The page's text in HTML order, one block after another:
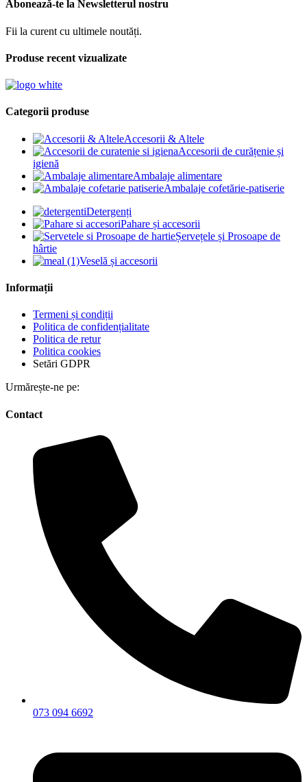
Abonează-te la Newsletterul nostru
Fii la curent cu ultimele noutăți.
Produse recent vizualizate
Categorii produse
Accesorii & Altele
Accesorii de curățenie și
igienă
Ambalaje alimentare
Ambalaje cofetărie-patiserie
Detergenți
Pahare și accesorii
Șervețele și Prosoape de
hârtie
Veselă și accesorii
Informații
Termeni și condiții
Politica de confidențialitate
Politica de retur
Politica cookies
Setări GDPR
Urmărește-ne pe:
Contact
073 094 6692